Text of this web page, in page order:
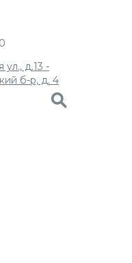
б-р, д. 4
д.13 -